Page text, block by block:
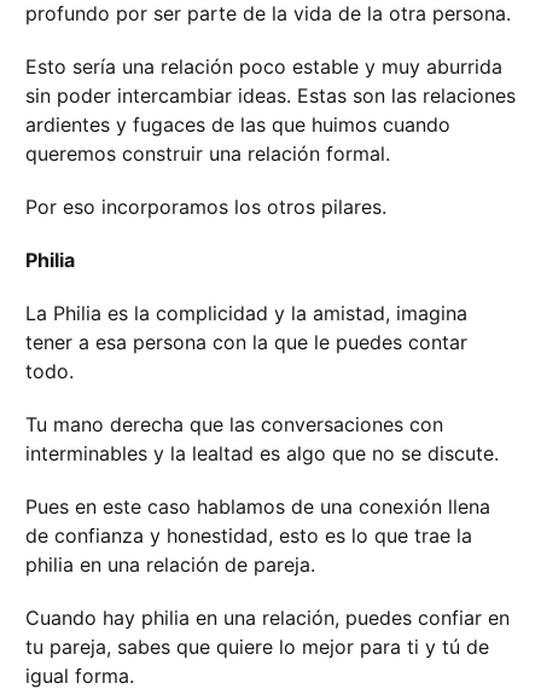
profundo por ser parte de la vida de la otra persona.
Esto sería una relación poco estable y muy aburrida
sin poder intercambiar ideas. Estas son las relaciones
ardientes y fugaces de las que huimos cuando
queremos construir una relación formal.
Por eso incorporamos los otros pilares.
Philia
La Philia es la complicidad y la amistad, imagina
tener a esa persona con la que le puedes contar
todo.
Tu mano derecha que las conversaciones con
interminables y la lealtad es algo que no se discute.
Pues en este caso hablamos de una conexión llena
de confianza y honestidad, esto es lo que trae la
philia en una relación de pareja.
Cuando hay philia en una relación, puedes confiar en
tu pareja, sabes que quiere lo mejor para ti y tú de
igual forma.